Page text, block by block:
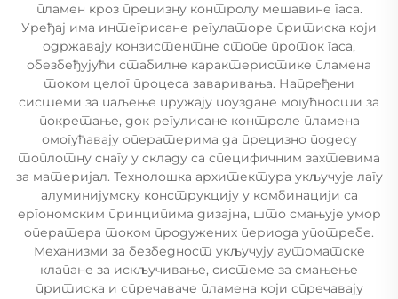
пламен кроз прецизну контролу мешавине гаса.
Уређај има интегрисане регулаторе притиска који
одржавају конзистентне стопе проток гаса,
обезбеђујући стабилне карактеристике пламена
током целог процеса заваривања. Напређени
системи за паљење пружају поуздане могућности за
покретање, док регулисане контроле пламена
омогућавају оператерима да прецизно подесу
топлотну снагу у складу са специфичним захтевима
за материјал. Технолошка архитектура укључује лагу
алуминијумску конструкцију у комбинацији са
ергономским принципима дизајна, што смањује умор
оператера током продужених периода употребе.
Механизми за безбедност укључују аутоматске
клапане за искључивање, системе за смањење
притиска и спречаваче пламена који спречавају